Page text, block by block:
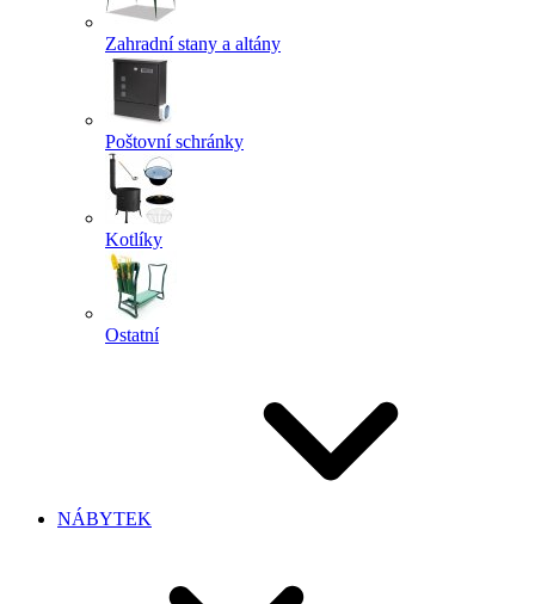
Zahradní stany a altány
Poštovní schránky
Kotlíky
Ostatní
NÁBYTEK